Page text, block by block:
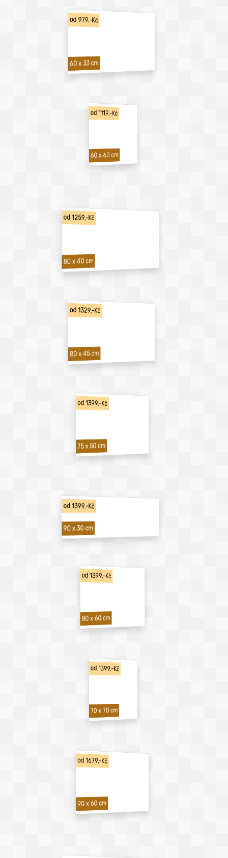
od 979,-Kč
60 x 33 cm
od 1119,-Kč
60 x 60 cm
od 1259,-Kč
80 x 40 cm
od 1329,-Kč
80 x 45 cm
od 1399,-Kč
75 x 50 cm
od 1399,-Kč
90 x 30 cm
od 1399,-Kč
80 x 60 cm
od 1399,-Kč
70 x 70 cm
od 1679,-Kč
90 x 60 cm